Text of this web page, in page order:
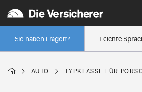
Leichte
Sie haben Fragen?
Wer versichert was: Jetzt Versicherer
Regionalklassen: So ist Ihre Region
Wer versichert was: Jetzt Versicherer
AUTO TYPKLASSE FÜR